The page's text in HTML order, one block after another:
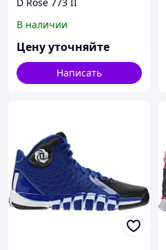
В наличии
Цену уточняйте
Написать